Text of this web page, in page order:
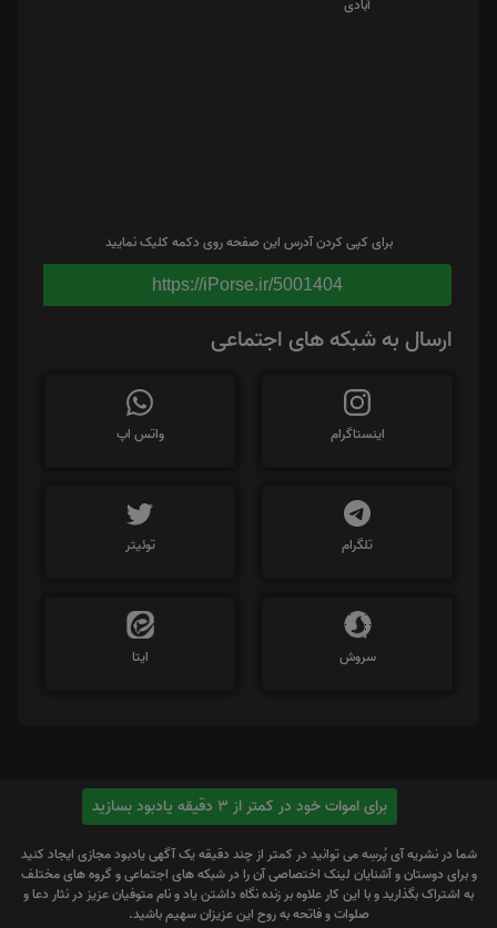
برای کپی کردن آدرس این صفحه روی دکمه کلیک نمایید
https://iPorse.ir/5001404
ارسال به شبکه های اجتماعی
اینستاگرام واتس اپ
تلگرام توئیتر
سروش ایتا
برای اموات خود در کمتر از 3 دقیقه یادبود بسازید
شما در نشریه آی پُرسِه می توانید در کمتر از چند دقیقه یک آگهی یادبود مجازی ایجاد کنید
و برای دوستان و آشنایان لینک اختصاصی آن را در شبکه های اجتماعی و گروه های مختلف
به اشتراک بگذارید و با این کار علاوه بر زنده نگاه داشتن یاد و نام متوفیان عزیز در نثار دعا و
صلوات و فاتحه به روح این عزیزان سهیم باشید.